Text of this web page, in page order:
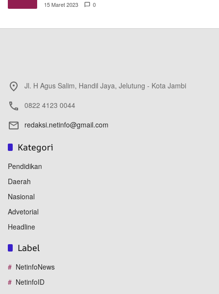
15 Maret 2023 0
Jl. H Agus Salim, Handil Jaya, Jelutung - Kota Jambi
0822 4123 0044
redaksi.netinfo@gmail.com
Kategori
Pendidikan
Daerah
Nasional
Advetorial
Headline
Label
NetinfoNews
NetinfoID